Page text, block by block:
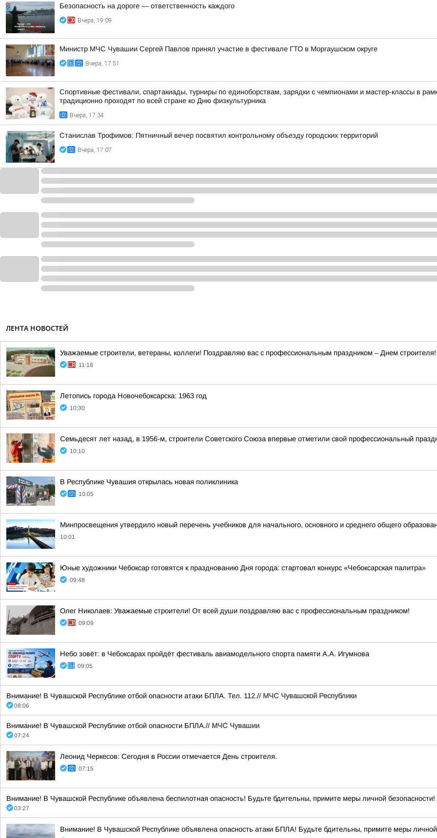
Безопасность на дороге — ответственность каждого
Вчера, 19:09
Министр МЧС Чувашии Сергей Павлов принял участие в фестивале ГТО в Моргаушском округе
Вчера, 17:51
Спортивные фестивали, спартакиады, турниры по единоборствам, зарядки с чемпионами и мастер-классы в
традиционно проходят по всей стране ко Дню физкультурника
Вчера, 17:34
Станислав Трофимов: Пятничный вечер посвятил контрольному объезду городских территорий
Вчера, 17:07
ЛЕНТА НОВОСТЕЙ
Уважаемые строители, ветераны, коллеги! Поздравляю вас с профессиональным праздником – Днем строителя!
11:18
Летопись города Новочебоксарска: 1963 год
10:30
Семьдесят лет назад, в 1956-м, строители Советского Союза впервые отметили свой профессиональный
10:10
В Республике Чувашия открылась новая поликлиника
10:05
Минпросвещения утвердило новый перечень учебников для начального, основного и среднего общего
10:01
Юные художники Чебоксар готовятся к празднованию Дня города: стартовал конкурс «Чебоксарская палитра»
09:48
Олег Николаев: Уважаемые строители! От всей души поздравляю вас с профессиональным праздником!
09:09
Небо зовёт: в Чебоксарах пройдёт фестиваль авиамодельного спорта памяти А.А. Игумнова
09:05
Внимание! В Чувашской Республике отбой опасности атаки БПЛА. Тел. 112.// МЧС Чувашской Республики
08:06
Внимание! В Чувашской Республике отбой опасности БПЛА.// МЧС Чувашии
07:24
Леонид Черкесов: Сегодня в России отмечается День строителя.
07:15
Внимание! В Чувашской Республике объявлена беспилотная опасность! Будьте бдительны, примите меры личной
03:27
Внимание! В Чувашской Республике объявлена опасность атаки БПЛА! Будьте бдительны, примите меры личной